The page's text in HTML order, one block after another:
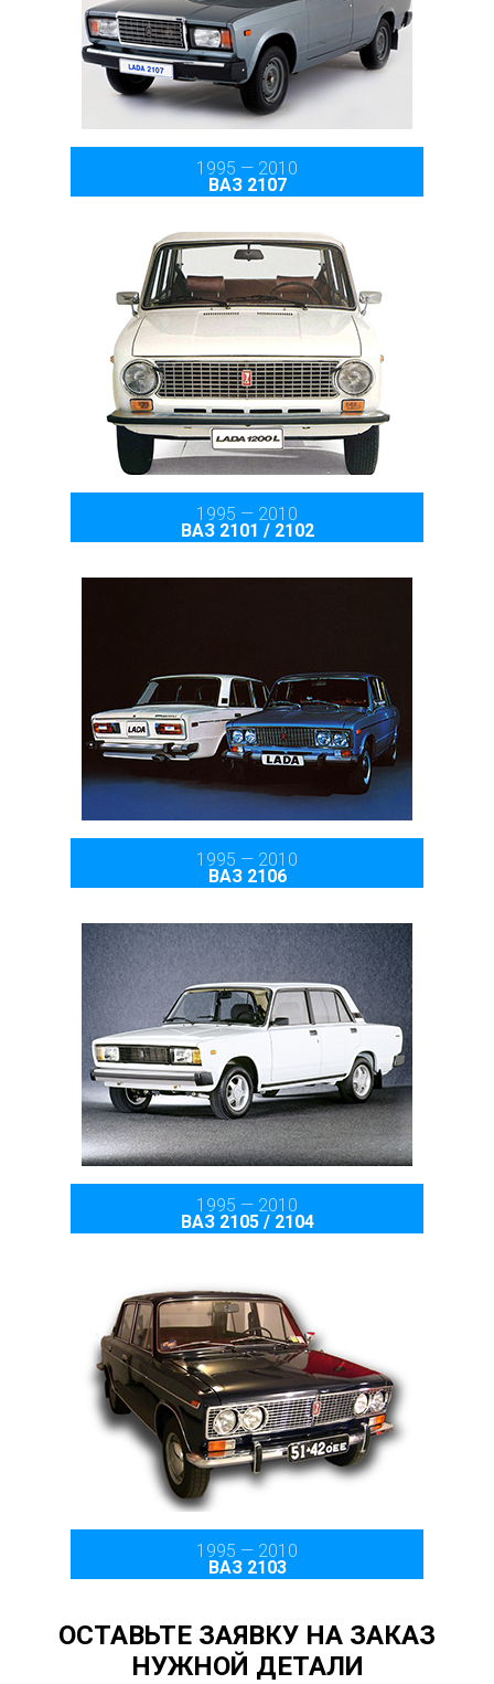
1995 — 2010
ВАЗ 2107
1995 — 2010
ВАЗ 2101 / 2102
1995 — 2010
ВАЗ 2106
1995 — 2010
ВАЗ 2105 / 2104
1995 — 2010
ВАЗ 2103
ОСТАВЬТЕ ЗАЯВКУ НА ЗАКАЗ
НУЖНОЙ ДЕТАЛИ